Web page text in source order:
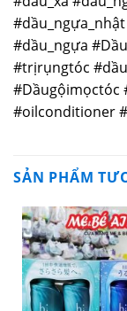
#dầu_ngựa
#trịrụngtóc
#Dầugộimọctóc
#oilconditioner
SẢN PHẨM